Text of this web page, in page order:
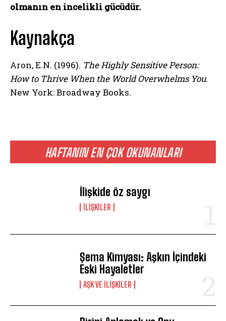
HAFTANIN EN ÇOK OKUNANLARI
İlişkide öz saygı
İLIŞKILER
Şema Kimyası: Aşkın İçindeki
Eski Hayaletler
AŞK VE İLIŞKILER
olmanın en incelikli gücüdür.
Kaynakça
Aron, E.N. (1996). The Highly Sensitive Person:
How to Thrive When the World Overwhelms You.
New York: Broadway Books.